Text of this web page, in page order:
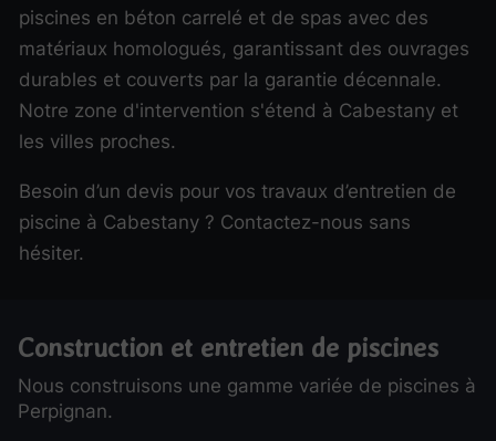
piscines en béton carrelé et de spas avec des
matériaux homologués, garantissant des ouvrages
durables et couverts par la garantie décennale.
Notre zone d'intervention s'étend à Cabestany et
les villes proches.
Besoin d’un devis pour vos travaux d’entretien de
piscine à Cabestany ? Contactez-nous sans
hésiter.
Construction et entretien de piscines
Nous construisons une gamme variée de piscines à
Perpignan.